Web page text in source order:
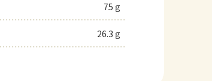
75 g
26.3 g